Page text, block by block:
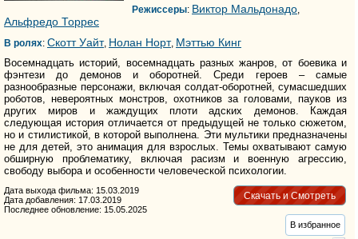
Режиссеры: Виктор Мальдонадо,
Альфредо Торрес
В ролях: Скотт Уайт, Нолан Норт, Мэттью Кинг
Восемнадцать историй, восемнадцать разных жанров, от боевика и
фэнтези до демонов и оборотней. Среди героев – самые
разнообразные персонажи, включая солдат-оборотней, сумасшедших
роботов, невероятных монстров, охотников за головами, пауков из
других миров и жаждущих плоти адских демонов. Каждая
следующая история отличается от предыдущей не только сюжетом,
но и стилистикой, в которой выполнена. Эти мультики предназначены
не для детей, это анимация для взрослых. Темы охватывают самую
обширную проблематику, включая расизм и военную агрессию,
свободу выбора и особенности человеческой психологии.
Скачать и Смотреть
Дата выхода фильма: 15.03.2019
Дата добавления: 17.03.2019
Последнее обновление: 15.05.2025
В избранное